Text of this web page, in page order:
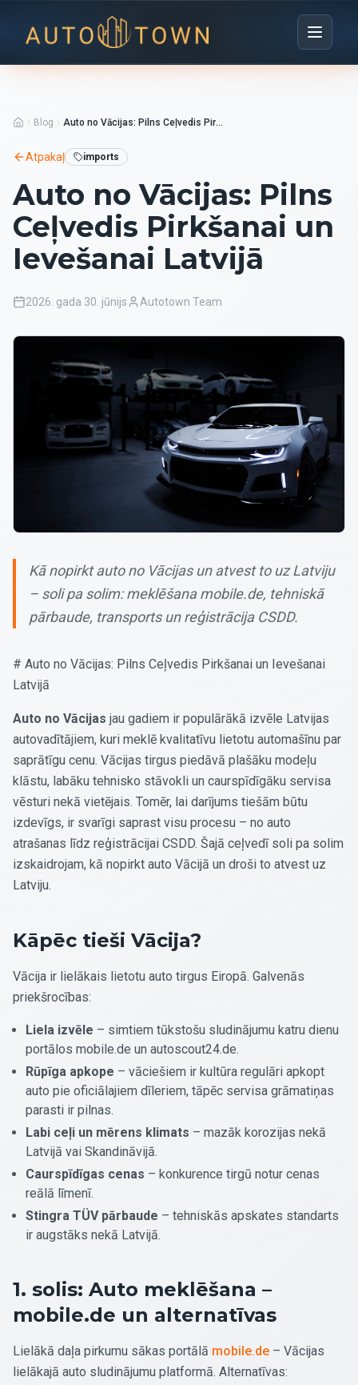
Blog Auto no Vācijas: Pilns Ceļvedis Pirkšanai un Ievešanai Latvijā
Atpakaļ imports
Auto no Vācijas: Pilns
Ceļvedis Pirkšanai un
Ievešanai Latvijā
2026. gada 30. jūnijs Autotown Team
Kā nopirkt auto no Vācijas un atvest to uz Latviju
– soli pa solim: meklēšana mobile.de, tehniskā
pārbaude, transports un reģistrācija CSDD.
# Auto no Vācijas: Pilns Ceļvedis Pirkšanai un Ievešanai
Latvijā
Auto no Vācijas jau gadiem ir populārākā izvēle Latvijas
autovadītājiem, kuri meklē kvalitatīvu lietotu automašīnu par
saprātīgu cenu. Vācijas tirgus piedāvā plašāku modeļu
klāstu, labāku tehnisko stāvokli un caurspīdīgāku servisa
vēsturi nekā vietējais. Tomēr, lai darījums tiešām būtu
izdevīgs, ir svarīgi saprast visu procesu – no auto
atrašanas līdz reģistrācijai CSDD. Šajā ceļvedī soli pa solim
izskaidrojam, kā nopirkt auto Vācijā un droši to atvest uz
Latviju.
Kāpēc tieši Vācija?
Vācija ir lielākais lietotu auto tirgus Eiropā. Galvenās
priekšrocības:
Liela izvēle – simtiem tūkstošu sludinājumu katru dienu
portālos mobile.de un autoscout24.de.
Rūpīga apkope – vāciešiem ir kultūra regulāri apkopt
auto pie oficiālajiem dīleriem, tāpēc servisa grāmatiņas
parasti ir pilnas.
Labi ceļi un mērens klimats – mazāk korozijas nekā
Latvijā vai Skandināvijā.
Caurspīdīgas cenas – konkurence tirgū notur cenas
reālā līmenī.
Stingra TÜV pārbaude – tehniskās apskates standarts
ir augstāks nekā Latvijā.
1. solis: Auto meklēšana –
mobile.de un alternatīvas
Lielākā daļa pirkumu sākas portālā mobile.de – Vācijas
lielākajā auto sludinājumu platformā. Alternatīvas: